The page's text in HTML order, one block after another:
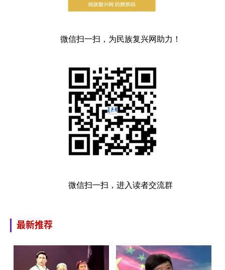
微信扫一扫，为民族复兴网助力！
微信扫一扫，进入读者交流群
最新推荐